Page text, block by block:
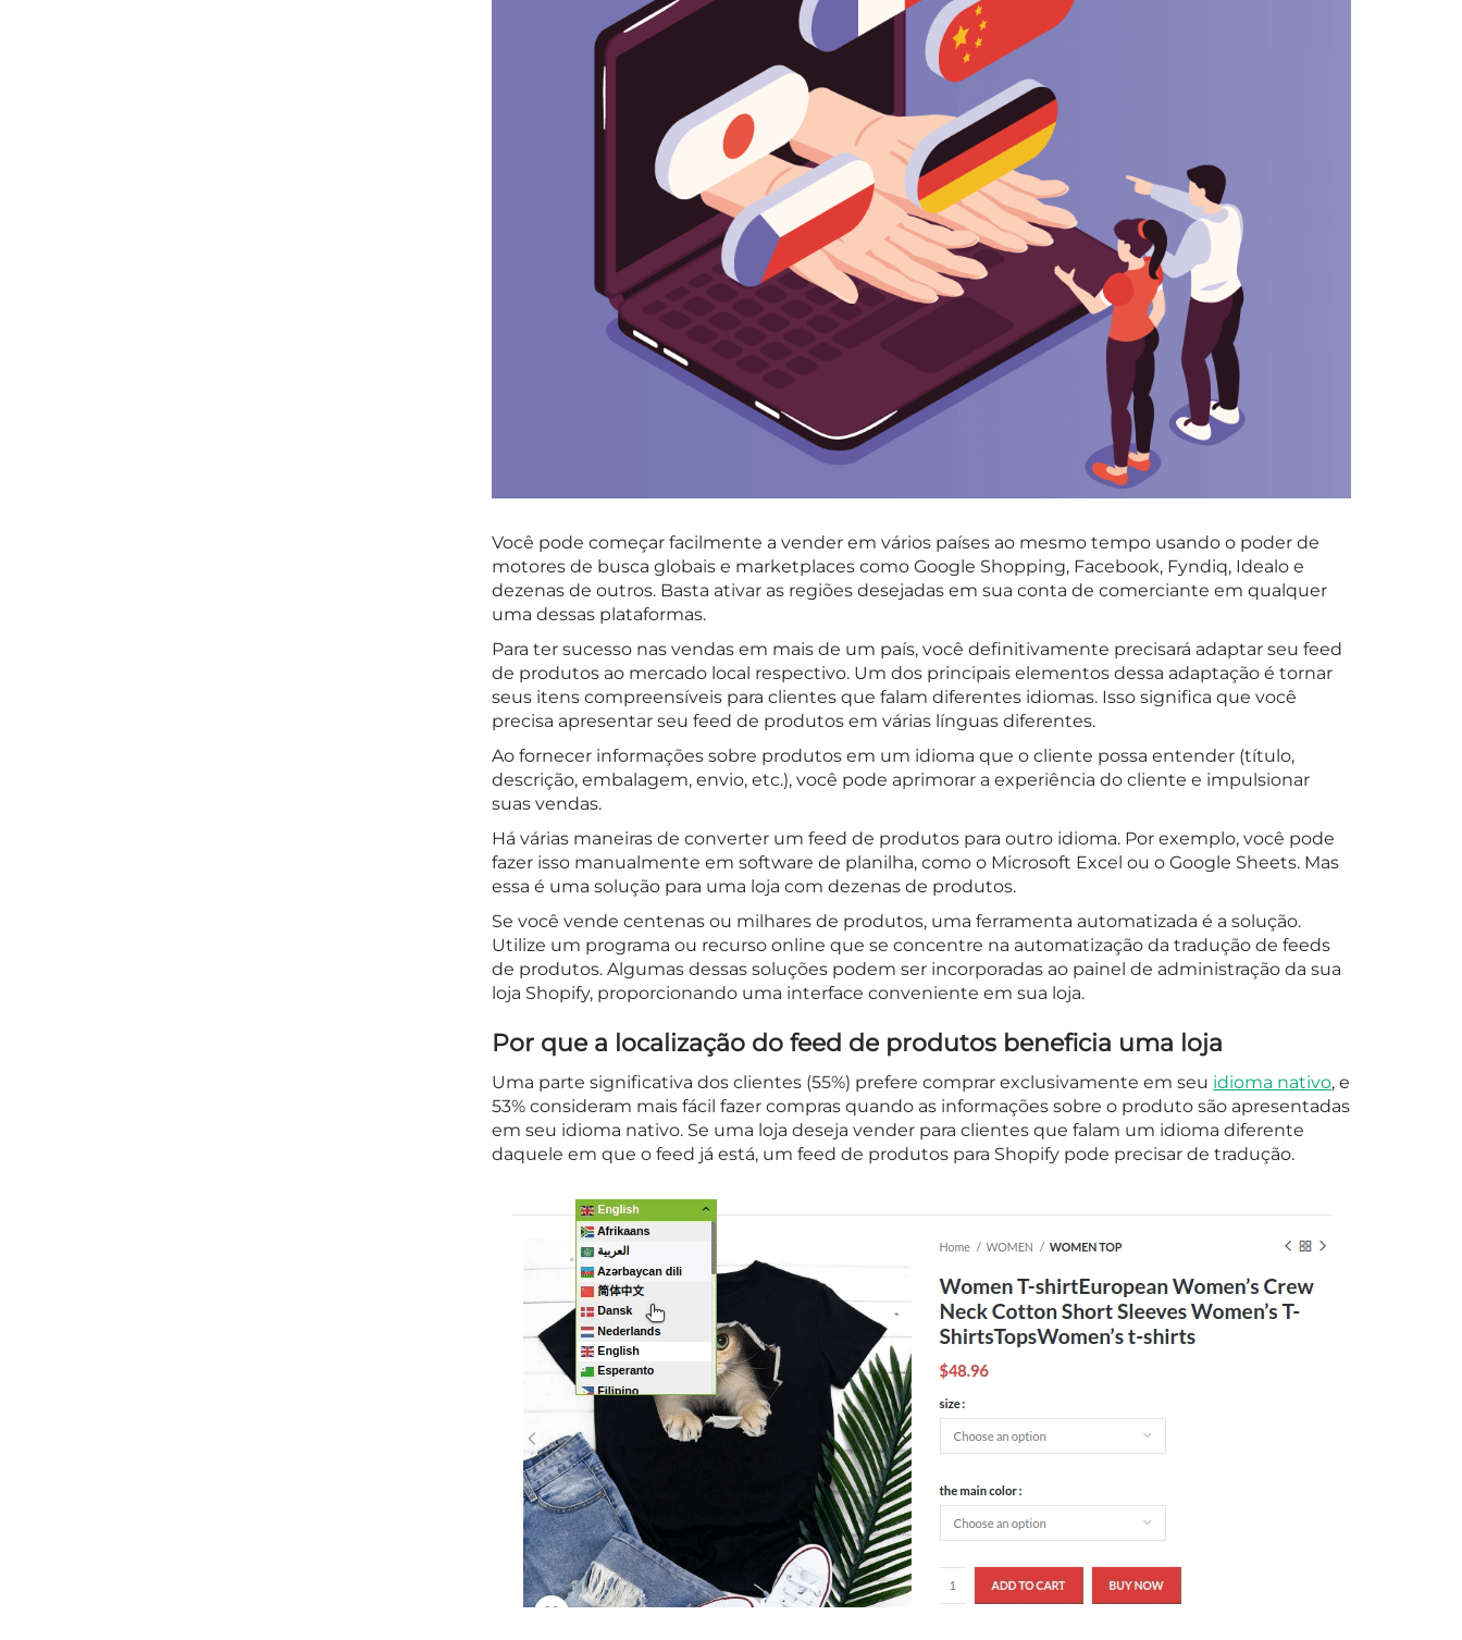
Você pode começar facilmente a vender em vários países ao mesmo tempo usando o poder de
motores de busca globais e marketplaces como Google Shopping, Facebook, Fyndiq, Idealo e
dezenas de outros. Basta ativar as regiões desejadas em sua conta de comerciante em qualquer
uma dessas plataformas.
Para ter sucesso nas vendas em mais de um país, você definitivamente precisará adaptar seu feed
de produtos ao mercado local respectivo. Um dos principais elementos dessa adaptação é tornar
seus itens compreensíveis para clientes que falam diferentes idiomas. Isso significa que você
precisa apresentar seu feed de produtos em várias línguas diferentes.
Ao fornecer informações sobre produtos em um idioma que o cliente possa entender (título,
descrição, embalagem, envio, etc.), você pode aprimorar a experiência do cliente e impulsionar
suas vendas.
Há várias maneiras de converter um feed de produtos para outro idioma. Por exemplo, você pode
fazer isso manualmente em software de planilha, como o Microsoft Excel ou o Google Sheets. Mas
essa é uma solução para uma loja com dezenas de produtos.
Se você vende centenas ou milhares de produtos, uma ferramenta automatizada é a solução.
Utilize um programa ou recurso online que se concentre na automatização da tradução de feeds
de produtos. Algumas dessas soluções podem ser incorporadas ao painel de administração da sua
loja Shopify, proporcionando uma interface conveniente em sua loja.
Por que a localização do feed de produtos beneficia uma loja
Uma parte significativa dos clientes (55%) prefere comprar exclusivamente em seu idioma nativo, e
53% consideram mais fácil fazer compras quando as informações sobre o produto são apresentadas
em seu idioma nativo. Se uma loja deseja vender para clientes que falam um idioma diferente
daquele em que o feed já está, um feed de produtos para Shopify pode precisar de tradução.